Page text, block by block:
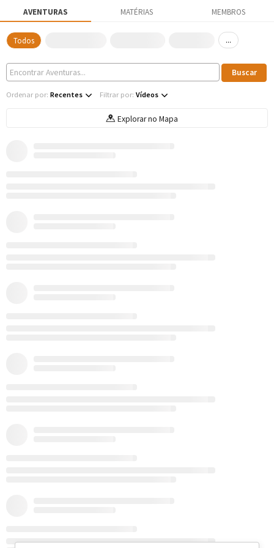
AVENTURAS MATÉRIAS MEMBROS
Todos ...
Ordenar por: Recentes Filtrar por: Vídeos
Explorar no Mapa